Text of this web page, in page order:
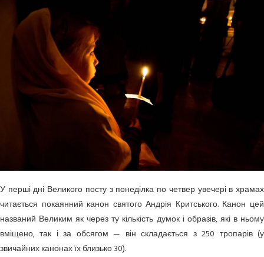
У перші дні Великого посту з понеділка по четвер увечері в храмах
читається покаянний канон святого Андрія Критського. Канон цей
названий Великим як через ту кількість думок і образів, які в ньому
вміщено, так і за обсягом — він складається з 250 тропарів (у
звичайних канонах їх близько 30).